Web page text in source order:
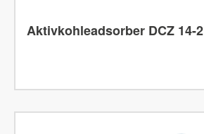
Aktivkohleadsorber DCZ 14-2